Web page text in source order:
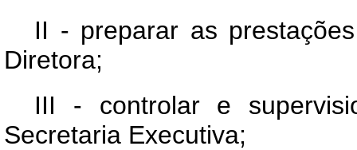
II - preparar as
Diretora;
III - controlar e
Secretaria Executiva;